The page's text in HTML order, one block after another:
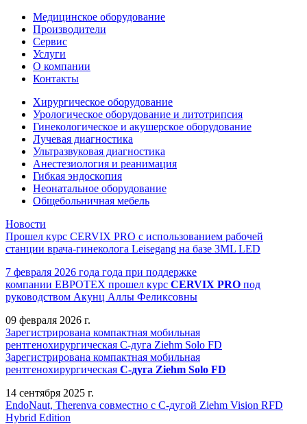
Медицинское оборудование
Производители
Сервис
Услуги
О компании
Контакты
Хирургическое оборудование
Урологическое оборудование и литотрипсия
Гинекологическое и акушерское оборудование
Лучевая диагностика
Ультразвуковая диагностика
Анестезиология и реанимация
Гибкая эндоскопия
Неонатальное оборудование
Общебольничная мебель
Новости
Прошел курс CERVIX PRO с использованием рабочей
станции врача-гинеколога Leisegang на базе 3ML LED
7 февраля 2026 года года при поддержке
компании ЕВРОТЕХ прошел курс CERVIX PRO под
руководством Акунц Аллы Феликсовны
09 февраля 2026 г.
Зарегистрирована компактная мобильная
рентгенохирургическая С-дуга Ziehm Solo FD
Зарегистрирована компактная мобильная
рентгенохирургическая С-дуга Ziehm Solo FD
14 сентября 2025 г.
EndoNaut, Therenva совместно с С-дугой Ziehm Vision RFD
Hybrid Edition